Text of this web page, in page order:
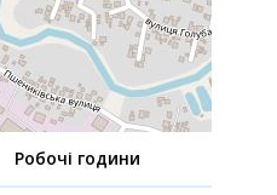
Робочі години